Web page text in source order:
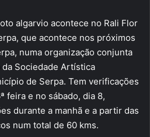
algarvio acontece no Rali Flor
que acontece nos próximos
numa organização conjunta
Sociedade Artística
de Serpa. Tem verificações
feira e no sábado, dia 8,
durante a manhã e a partir das
num total de 60 kms.